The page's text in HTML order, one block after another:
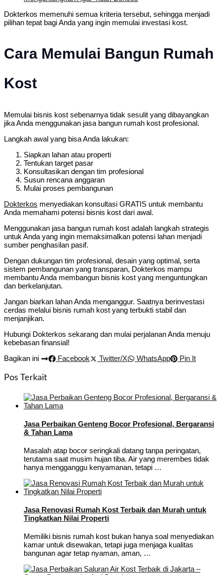
Dokterkos memenuhi semua kriteria tersebut, sehingga menjadi
pilihan tepat bagi Anda yang ingin memulai investasi kost.
Cara Memulai Bangun Rumah
Kost
Memulai bisnis kost sebenarnya tidak sesulit yang dibayangkan
jika Anda menggunakan jasa bangun rumah kost profesional.
Langkah awal yang bisa Anda lakukan:
Siapkan lahan atau properti
Tentukan target pasar
Konsultasikan dengan tim profesional
Susun rencana anggaran
Mulai proses pembangunan
Dokterkos menyediakan konsultasi GRATIS untuk membantu
Anda memahami potensi bisnis kost dari awal.
Menggunakan jasa bangun rumah kost adalah langkah strategis
untuk Anda yang ingin memaksimalkan potensi lahan menjadi
sumber penghasilan pasif.
Dengan dukungan tim profesional, desain yang optimal, serta
sistem pembangunan yang transparan, Dokterkos mampu
membantu Anda membangun bisnis kost yang menguntungkan
dan berkelanjutan.
Jangan biarkan lahan Anda menganggur. Saatnya berinvestasi
cerdas melalui bisnis rumah kost yang terbukti stabil dan
menjanjikan.
Hubungi Dokterkos sekarang dan mulai perjalanan Anda menuju
kebebasan finansial!
Bagikan ini
Facebook Twitter/X WhatsApp Pin It
Pos Terkait
Jasa Perbaikan Genteng Bocor Profesional, Bergaransi
& Tahan Lama
Masalah atap bocor seringkali datang tanpa peringatan,
terutama saat musim hujan tiba. Air yang merembes tidak
hanya mengganggu kenyamanan, tetapi …
Jasa Renovasi Rumah Kost Terbaik dan Murah untuk
Tingkatkan Nilai Properti
Memiliki bisnis rumah kost bukan hanya soal menyediakan
kamar untuk disewakan, tetapi juga menjaga kualitas
bangunan agar tetap nyaman, aman, …